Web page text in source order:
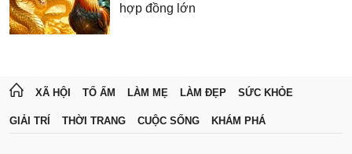
hợp đồng lớn
XÃ HỘI TỔ ẤM LÀM MẸ LÀM ĐẸP SỨC KHỎE
GIẢI TRÍ THỜI TRANG CUỘC SỐNG KHÁM PHÁ